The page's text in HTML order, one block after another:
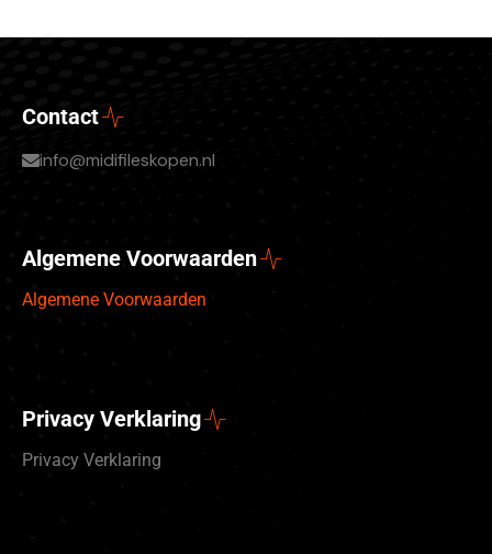
Contact
info@midifileskopen.nl
Algemene Voorwaarden
Algemene Voorwaarden
Privacy Verklaring
Privacy Verklaring